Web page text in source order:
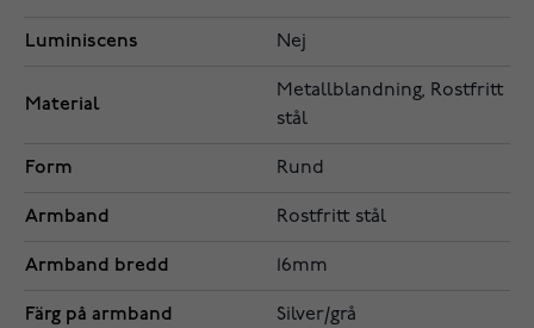
Luminiscens Nej
Material
Metallblandning, Rostfritt
stål
Form Rund
Armband Rostfritt stål
Armband bredd 16mm
Färg på armband Silver/grå